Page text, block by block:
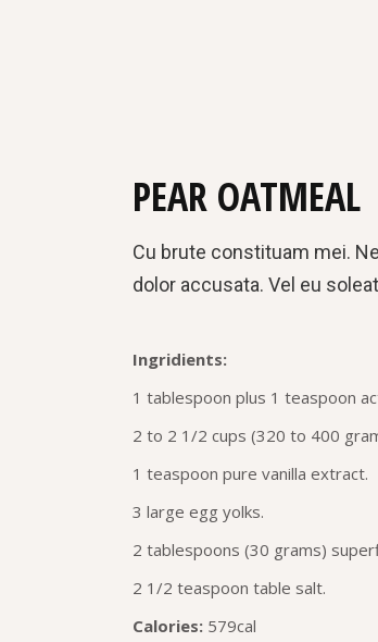
PEAR OATMEAL
Cu brute constituam mei.
dolor accusata. Vel eu
Ingridients:
1 tablespoon plus 1 teaspoon
2 to 2 1/2 cups (320 to 400
1 teaspoon pure vanilla extract.
3 large egg yolks.
2 tablespoons (30 grams)
2 1/2 teaspoon table salt.
Calories: 579cal